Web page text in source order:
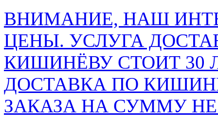
ВНИМАНИЕ, НАШ
ЦЕНЫ. УСЛУГА
КИШИНЁВУ СТОИТ 30
ДОСТАВКА ПО
ЗАКАЗА НА СУММУ НЕ